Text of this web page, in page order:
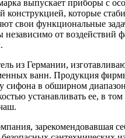
выпускает приборы с
конструкцией, которые
свои функциональные
независимо от воздействий
из Германии,
ванн. Продукция
сифона в обширном
устанавливать ее, в
зарекомендовавшая